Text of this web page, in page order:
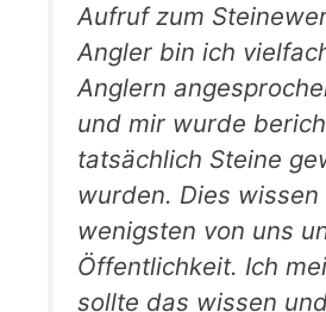
Aufruf zum
Angler bin ich
Anglern
und mir wurde
tatsächlich Steine
wurden. Dies wissen
wenigsten von uns
Öffentlichkeit. Ich
sollte das wissen